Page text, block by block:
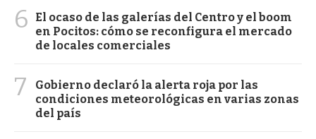
6
El ocaso de las galerías del Centro y el boom
en Pocitos: cómo se reconfigura el mercado
de locales comerciales
7
Gobierno declaró la alerta roja por las
condiciones meteorológicas en varias zonas
del país